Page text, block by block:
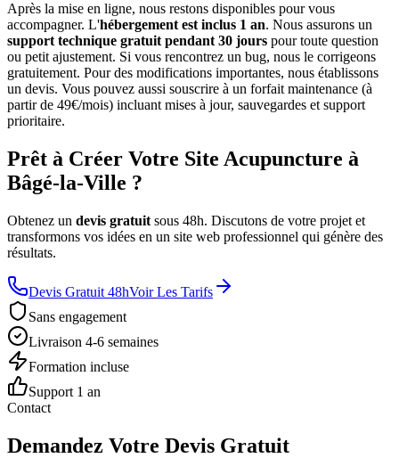
Après la mise en ligne, nous restons disponibles pour vous
accompagner. L'hébergement est inclus 1 an. Nous assurons un
support technique gratuit pendant 30 jours pour toute question
ou petit ajustement. Si vous rencontrez un bug, nous le corrigeons
gratuitement. Pour des modifications importantes, nous établissons
un devis. Vous pouvez aussi souscrire à un forfait maintenance (à
partir de 49€/mois) incluant mises à jour, sauvegardes et support
prioritaire.
Prêt à Créer Votre Site Acupuncture à
Bâgé-la-Ville ?
Obtenez un devis gratuit sous 48h. Discutons de votre projet et
transformons vos idées en un site web professionnel qui génère des
résultats.
Devis Gratuit 48hVoir Les Tarifs
Sans engagement
Livraison 4-6 semaines
Formation incluse
Support 1 an
Contact
Demandez Votre Devis Gratuit